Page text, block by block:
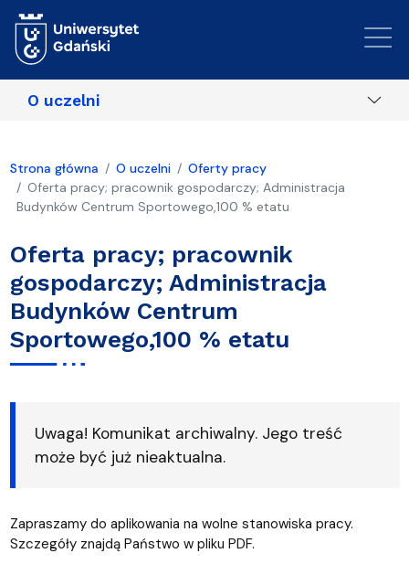
O uczelni
Strona główna O uczelni
Oferty pracy
Oferta pracy; pracownik gospodarczy; Administracja
Budynków Centrum Sportowego,100 % etatu
Oferta pracy; pracownik
gospodarczy; Administracja
Budynków Centrum
Sportowego,100 % etatu
Uwaga! Komunikat archiwalny. Jego treść
może być już nieaktualna.
Zapraszamy do aplikowania na wolne stanowiska pracy.
Szczegóły znajdą Państwo w pliku PDF.